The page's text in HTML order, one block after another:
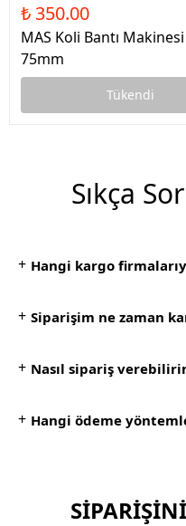
₺ 350.00
MAS Koli Bantı
75mm
Tükendi
Sıkça
+ Hangi kargo
+ Siparişim ne zaman
+ Nasıl sipariş
+ Hangi ödeme